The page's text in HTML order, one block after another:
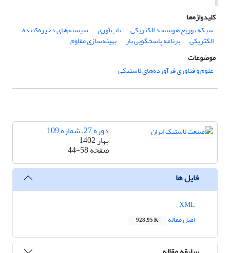
کلیدواژه‌ها
شبکه توزیع هوشمند الکتریکی
تاب‌آوری سیستم‌های ذخیره‌کننده
الکتریکی برنامه پاسخگویی بار
بهینه‌سازی مقاوم
موضوعات
علوم و فناوری فرآورده‌های لاستیکی
دوره 27، شماره 109
بهار 1402
صفحه44-58
فایل ها
اصل مقاله
928.95 K